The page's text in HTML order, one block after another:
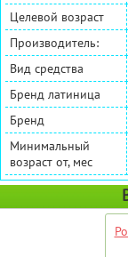
Целевой возраст
Производитель:
Вид средства
Бренд латиница
Бренд
Минимальный
возраст от, мес